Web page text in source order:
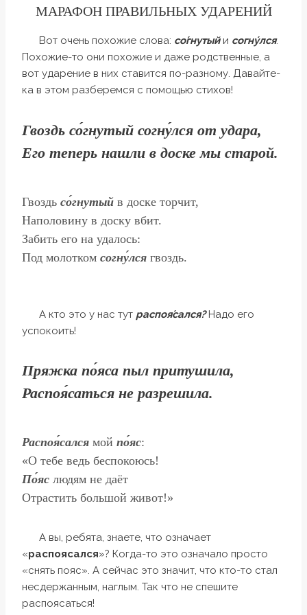
МАРАФОН ПРАВИЛЬНЫХ УДАРЕНИЙ
Вот очень похожие слова: со́гнутый и согну́лся.
Похожие-то они похожие и даже родственные, а
вот ударение в них ставится по-разному. Давайте-
ка в этом разберемся с помощью стихов!
Гвоздь со́гнутый согну́лся от удара,
Его теперь нашли в доске мы старой.
Гвоздь со́гнутый в доске торчит,
Наполовину в доску вбит.
Забить его на удалось:
Под молотком согну́лся гвоздь.
А кто это у нас тут распоя́сался?Надо его
успокоить!
Пряжка по́яса пыл притушила,
Распоя́саться не разрешила.
Распоя́сался мой по́яс:
«О тебе ведь беспокоюсь!
По́яс людям не даёт
Отрастить большой живот!»
А вы, ребята, знаете, что означает
«распоясался»? Когда-то это означало просто
«снять пояс». А сейчас это значит, что кто-то стал
несдержанным, наглым. Так что не спешите
распоясаться!